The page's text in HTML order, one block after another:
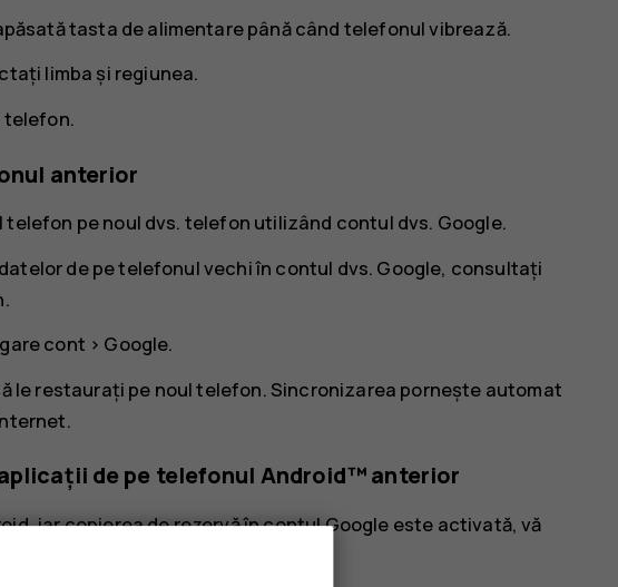
tasta de alimentare până când telefonul vibrează.
limba și regiunea.
telefon.
anterior
pe noul dvs. telefon utilizând contul dvs. Google.
de pe telefonul vechi în contul dvs. Google, consultați
cont > Google.
le restaurați pe noul telefon. Sincronizarea pornește automat
de pe telefonul Android™ anterior
iar copierea de rezervă în contul Google este activată, vă
și parolele Wi-Fi.